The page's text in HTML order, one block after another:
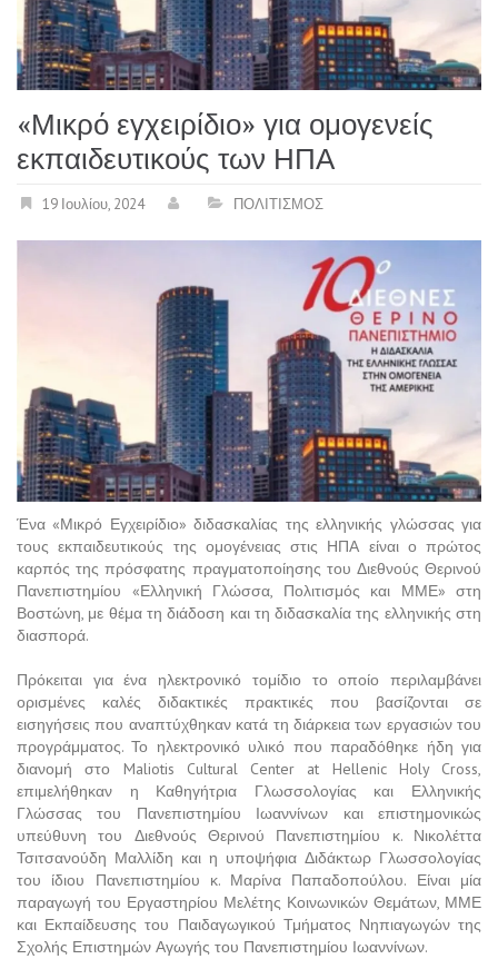
«Μικρό εγχειρίδιο» για ομογενείς
εκπαιδευτικούς των ΗΠΑ
19 Ιουλίου, 2024 ΠΟΛΙΤΙΣΜΟΣ
Ένα «Μικρό Εγχειρίδιο» διδασκαλίας της ελληνικής γλώσσας για
τους εκπαιδευτικούς της ομογένειας στις ΗΠΑ είναι ο πρώτος
καρπός της πρόσφατης πραγματοποίησης του Διεθνούς Θερινού
Πανεπιστημίου «Ελληνική Γλώσσα, Πολιτισμός και ΜΜΕ» στη
Βοστώνη, με θέμα τη διάδοση και τη διδασκαλία της ελληνικής στη
διασπορά.
Πρόκειται για ένα ηλεκτρονικό τομίδιο το οποίο περιλαμβάνει
ορισμένες καλές διδακτικές πρακτικές που βασίζονται σε
εισηγήσεις που αναπτύχθηκαν κατά τη διάρκεια των εργασιών του
προγράμματος. Το ηλεκτρονικό υλικό που παραδόθηκε ήδη για
διανομή στο Maliotis Cultural Center at Hellenic Holy Cross,
επιμελήθηκαν η Καθηγήτρια Γλωσσολογίας και Ελληνικής
Γλώσσας του Πανεπιστημίου Ιωαννίνων και επιστημονικώς
υπεύθυνη του Διεθνούς Θερινού Πανεπιστημίου κ. Νικολέττα
Τσιτσανούδη Μαλλίδη και η υποψήφια Διδάκτωρ Γλωσσολογίας
του ίδιου Πανεπιστημίου κ. Μαρίνα Παπαδοπούλου. Είναι μία
παραγωγή του Εργαστηρίου Μελέτης Κοινωνικών Θεμάτων, ΜΜΕ
και Εκπαίδευσης του Παιδαγωγικού Τμήματος Νηπιαγωγών της
Σχολής Επιστημών Αγωγής του Πανεπιστημίου Ιωαννίνων.